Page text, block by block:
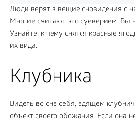
Люди верят в вещие сновидения с
Многие считают это суеверием. Вы
Узнайте, к чему снятся красные
их вида.
Клубника
Видеть во сне себя, едящем
объект своего обожания. Если она